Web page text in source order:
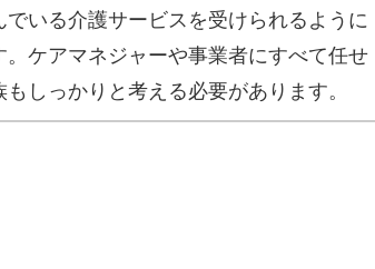
いる介護サービスを受けられるように
ケアマネジャーや事業者にすべて任せ
しっかりと考える必要があります。